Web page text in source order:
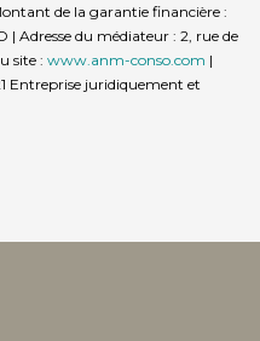
de la garantie financière :
| Adresse du médiateur : 2, rue de
site : www.anm-conso.com |
Entreprise juridiquement et